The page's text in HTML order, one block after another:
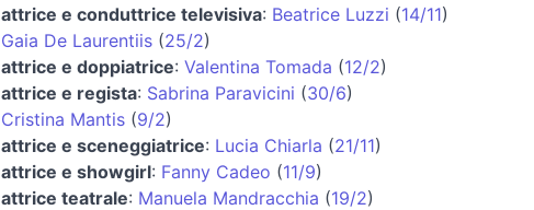
attrice e conduttrice televisiva: Beatrice Luzzi (14/11)
Gaia De Laurentiis (25/2)
attrice e doppiatrice: Valentina Tomada (12/2)
attrice e regista: Sabrina Paravicini (30/6)
Cristina Mantis (9/2)
attrice e sceneggiatrice: Lucia Chiarla (21/11)
attrice e showgirl: Fanny Cadeo (11/9)
attrice teatrale: Manuela Mandracchia (19/2)